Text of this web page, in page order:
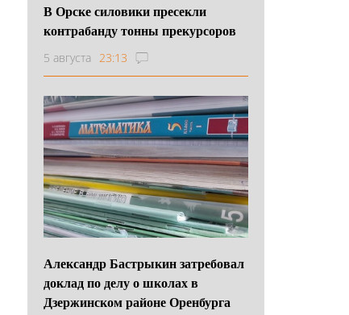
В Орске силовики пресекли
контрабанду тонны прекурсоров
5 августа 23:13
Александр Бастрыкин затребовал
доклад по делу о школах в
Дзержинском районе Оренбурга